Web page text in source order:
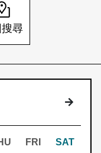
尋
下個月
FRI SAT